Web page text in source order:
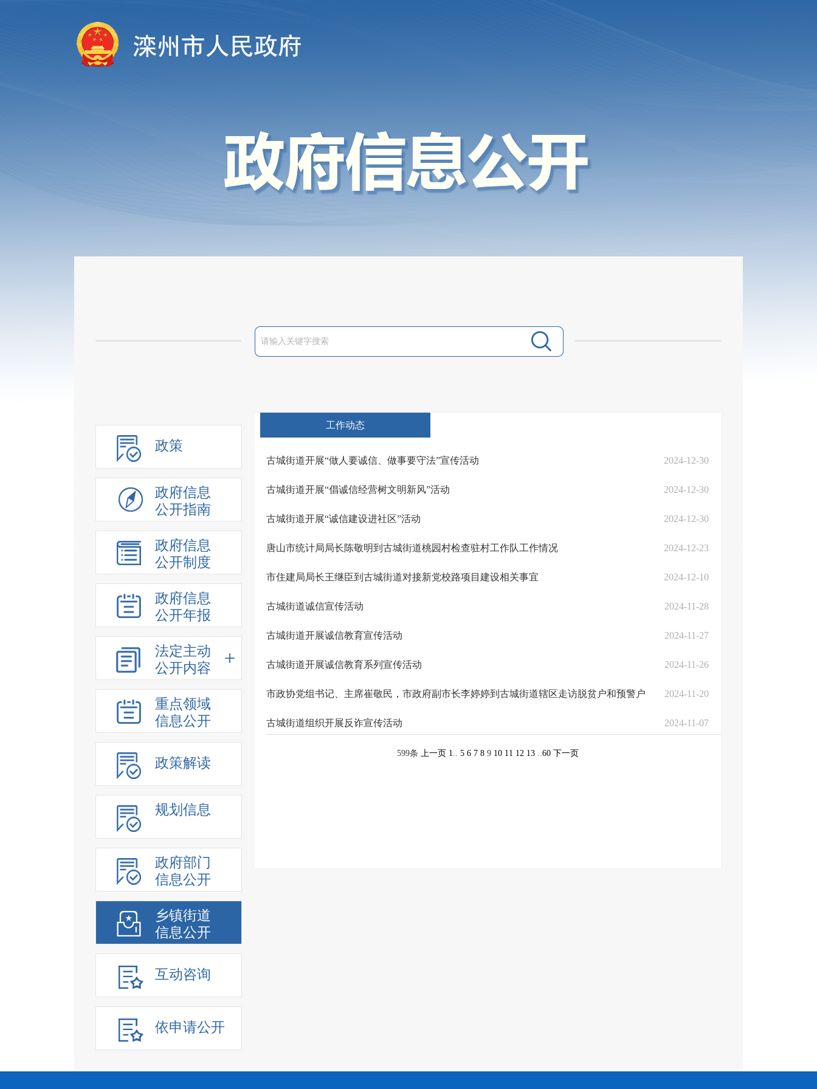
政策
政府信息
公开指南
政府信息
公开制度
政府信息
公开年报
法定主动
公开内容
重点领域
信息公开
政策解读
规划信息
政府部门
信息公开
乡镇街道
信息公开
互动咨询
依申请公开
工作动态
古城街道开展“做人要诚信、做事要守法”宣传活动 2024-12-30
古城街道开展“倡诚信经营树文明新风”活动 2024-12-30
古城街道开展“诚信建设进社区”活动 2024-12-30
唐山市统计局局长陈敬明到古城街道桃园村检查驻村工作队工作情况 2024-12-23
市住建局局长王继臣到古城街道对接新党校路项目建设相关事宜 2024-12-10
古城街道诚信宣传活动 2024-11-28
古城街道开展诚信教育宣传活动 2024-11-27
古城街道开展诚信教育系列宣传活动 2024-11-26
市政协党组书记、主席崔敬民，市政府副市长李婷婷到古城街道辖区走访脱贫户和预警户 2024-11-20
古城街道组织开展反诈宣传活动 2024-11-07
599条 上一页 1.. 5 6 7 8 9 10 11 12 13..60 下一页